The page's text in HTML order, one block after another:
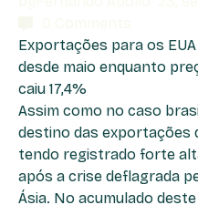
Exportações para os
desde maio enquanto
caiu 17,4%
Assim como no caso
destino das exportações
tendo registrado forte
após a crise deflagrada
Ásia. No acumulado